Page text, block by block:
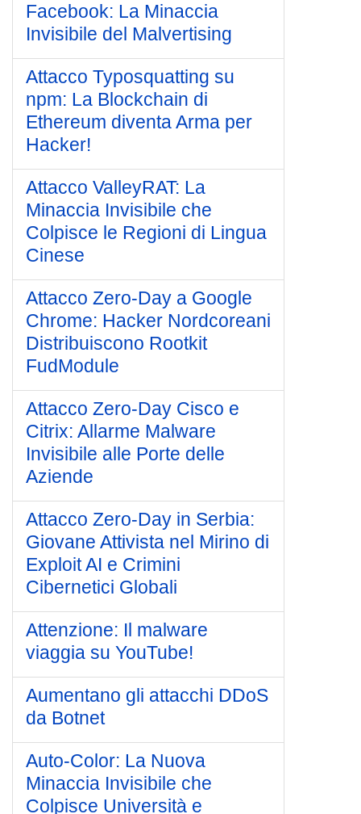
Facebook: La Minaccia
Invisibile del Malvertising
Attacco Typosquatting su
npm: La Blockchain di
Ethereum diventa Arma per
Hacker!
Attacco ValleyRAT: La
Minaccia Invisibile che
Colpisce le Regioni di Lingua
Cinese
Attacco Zero-Day a Google
Chrome: Hacker Nordcoreani
Distribuiscono Rootkit
FudModule
Attacco Zero-Day Cisco e
Citrix: Allarme Malware
Invisibile alle Porte delle
Aziende
Attacco Zero-Day in Serbia:
Giovane Attivista nel Mirino di
Exploit AI e Crimini
Cibernetici Globali
Attenzione: Il malware
viaggia su YouTube!
Aumentano gli attacchi DDoS
da Botnet
Auto-Color: La Nuova
Minaccia Invisibile che
Colpisce Università e